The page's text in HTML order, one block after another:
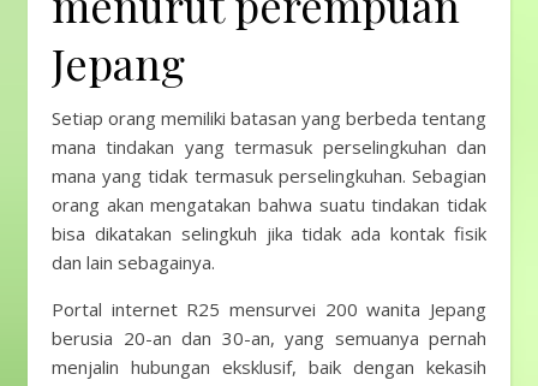
Jepang
Setiap orang memiliki batasan yang berbeda tentang
mana tindakan yang termasuk perselingkuhan dan
mana yang tidak termasuk perselingkuhan. Sebagian
orang akan mengatakan bahwa suatu tindakan tidak
bisa dikatakan selingkuh jika tidak ada kontak fisik
dan lain sebagainya.
Portal internet R25 mensurvei 200 wanita Jepang
berusia 20-an dan 30-an, yang semuanya pernah
menjalin hubungan eksklusif, baik dengan kekasih